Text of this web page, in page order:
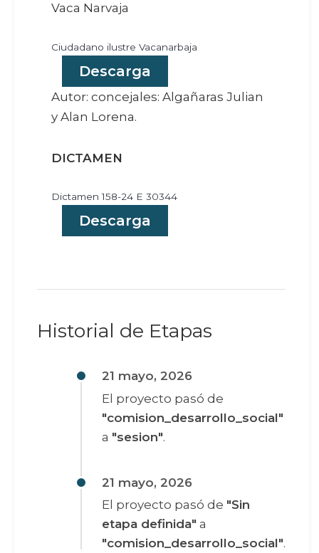
Vaca Narvaja
Ciudadano ilustre Vacanarbaja
Descarga
Autor: concejales: Algañaras Julian
y Alan Lorena.
DICTAMEN
Dictamen 158-24 E 30344
Descarga
Historial de Etapas
21 mayo, 2026
El proyecto pasó de
"comision_desarrollo_social"
a "sesion".
21 mayo, 2026
El proyecto pasó de "Sin
etapa definida" a
"comision_desarrollo_social".